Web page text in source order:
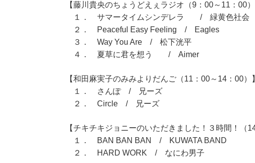
【藤川貴央のちょうどえぇラジオ（9：00～11：00）
１． サマータイムシンデレラ / 緑黄色社会
２． Peaceful Easy Feeling / Eagles
３． Way You Are / 松下洸平
４． 夏草に君を想う / Aimer
【和田麻実子のみみよりだんご（11：00～14：00）】
１． さんぽ / 兄ーズ
２． Circle / 兄ーズ
【チキチキジョニーのいただきました！３時間！（
１． BAN BAN BAN / KUWATA BAND
２． HARD WORK / なにわ男子